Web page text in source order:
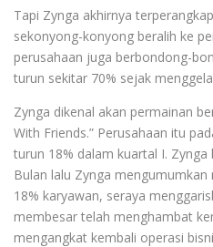
Tapi Zynga akhirnya
sekonyong-konyong beralih ke
perusahaan juga berbondong-
turun sekitar 70% sejak
Zynga dikenal akan permainan
With Friends.” Perusahaan itu
turun 18% dalam kuartal I.
Bulan lalu Zynga
18% karyawan, seraya
membesar telah menghambat
mengangkat kembali operasi